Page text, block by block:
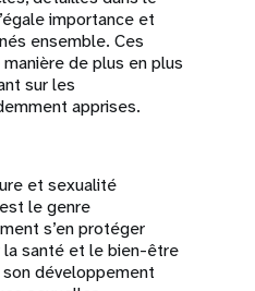
importance et
ensemble. Ces
de plus en plus
sur les
apprises.
et sexualité
le genre
s’en protéger
santé et le bien-être
développement